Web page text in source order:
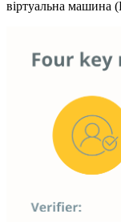
віртуальна машина